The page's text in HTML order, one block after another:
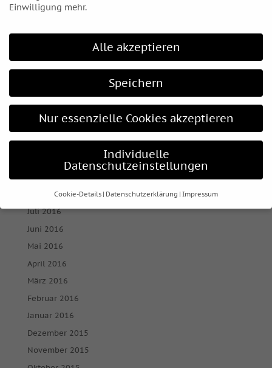
Juli 2017
März 2017
Januar 2017
Dezember 2016
November 2016
Oktober 2016
August 2016
Juli 2016
Juni 2016
Mai 2016
April 2016
März 2016
Februar 2016
Januar 2016
Dezember 2015
November 2015
Einwilligung mehr.
Alle akzeptieren
Speichern
Nur essenzielle Cookies akzeptieren
Individuelle
Datenschutzeinstellungen
Cookie-Details Datenschutzerklärung Impressum
Datenschutzeinstellungen
freiwilligen Diensten geben möchten, müssen Sie Ihre
Erziehungsberechtigten um Erlaubnis bitten.
unserer Website. Einige von ihnen sind essenziell, während
andere uns helfen, diese Website und Ihre Erfahrung zu
werden (z. B. IP-Adressen), z. B. für personalisierte Anzeigen
und Inhalte oder Anzeigen- und Inhaltsmessung.
in unsererDatenschutzerklärung